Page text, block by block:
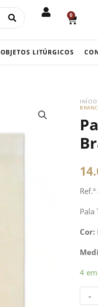
0
CART
OBJETOS LITÚRGICOS
INÍCIO
Pala
Cor:
4
-
de
Pala